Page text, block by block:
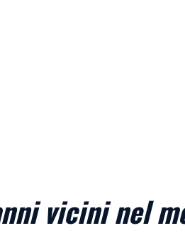
vicini nel